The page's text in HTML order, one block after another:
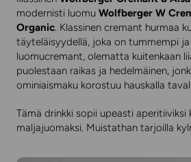
modernisti luomu Wolfberger W
Organic. Klassinen cremant hurmaa
täyteläisyydellä, joka on tummempi
luomucremant, olematta kuitenkaan
puolestaan raikas ja hedelmäinen,
ominiaismaku korostuu hauskalla
Tämä drinkki sopii upeasti aperitiiviksi
maljajuomaksi. Muistathan tarjoilla